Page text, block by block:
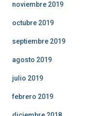
noviembre 2019
octubre 2019
septiembre 2019
agosto 2019
julio 2019
febrero 2019